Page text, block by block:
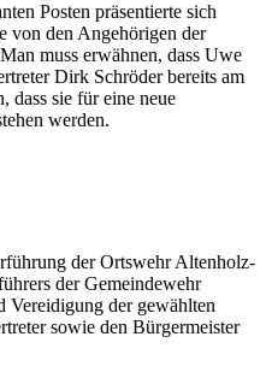
Posten präsentierte sich
von den Angehörigen der
muss erwähnen, dass Uwe
Dirk Schröder bereits am
dass sie für eine neue
werden.
der Ortswehr Altenholz-
der Gemeindewehr
Vereidigung der gewählten
sowie den Bürgermeister